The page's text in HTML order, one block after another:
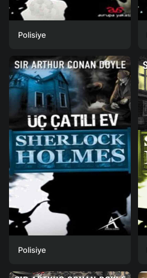
Polisiye
Polisiye